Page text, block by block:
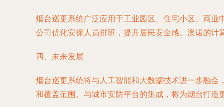
烟台巡更系统广泛应用于工业园区、住宅小区、商
公司优化安保人员排班，提升居民安全感。澳诺的计
四、未来发展
烟台巡更系统将与人工智能和大数据技术进一步融
和覆盖范围。与城市安防平台的集成，将为烟台打造